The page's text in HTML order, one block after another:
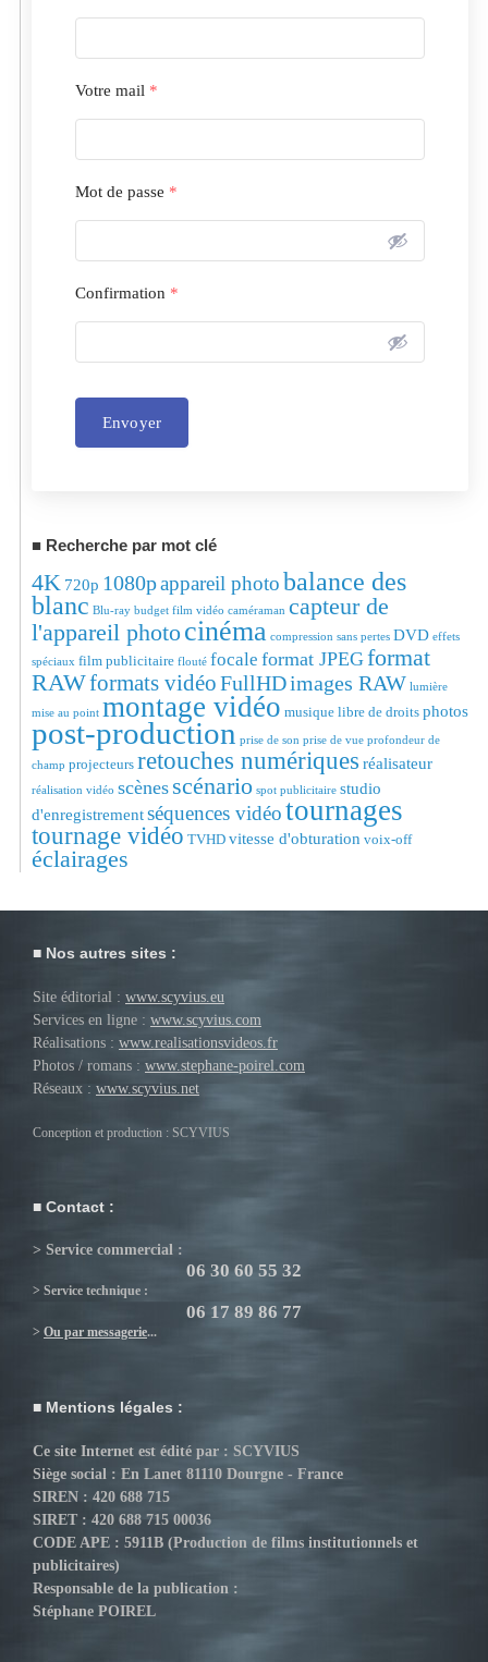
Votre mail *
Mot de passe *
Confirmation *
Envoyer
Recherche par mot clé
4K 720p 1080pappareil photobalance des
blanc Blu-ray budget film vidéo caméraman capteur de
l'appareil photocinéma compression sans pertes DVD effets
spéciaux film publicitaire flouté focale format JPEGformat
RAWformats vidéoFullHDimages RAW lumière
mise au point montage vidéo musique libre de droits photos
post-production prise de son prise de vue profondeur de
champ projecteurs retouches numériques réalisateur
réalisation vidéo scènes scénario spot publicitaire studio
d'enregistrementséquences vidéotournages
tournage vidéo TVHD vitesse d'obturation voix-off
éclairages
Nos autres sites :
Site éditorial : www.scyvius.eu
Services en ligne : www.scyvius.com
Réalisations : www.realisationsvideos.fr
Photos / romans : www.stephane-poirel.com
Réseaux : www.scyvius.net
Conception et production : SCYVIUS
Contact :
> Service commercial :
06 30 60 55 32
> Service technique :
06 17 89 86 77
> Ou par messagerie...
Mentions légales :
Ce site Internet est édité par : SCYVIUS
Siège social : En Lanet 81110 Dourgne - France
SIREN : 420 688 715
SIRET : 420 688 715 00036
CODE APE : 5911B (Production de films institutionnels et
publicitaires)
Responsable de la publication :
Stéphane POIREL